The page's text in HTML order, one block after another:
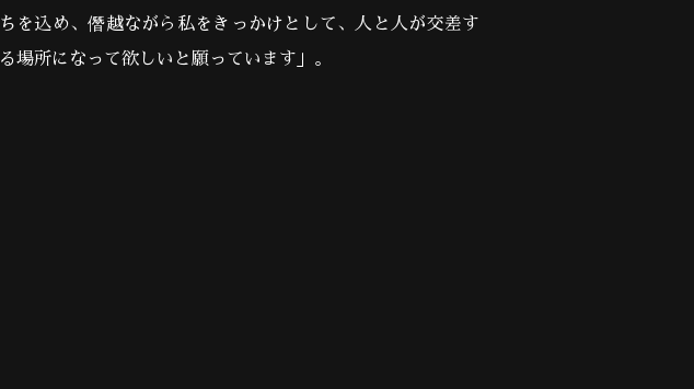
ちを込め、僭越ながら私をきっかけとして、人と人が交差す
る場所になって欲しいと願っています」。